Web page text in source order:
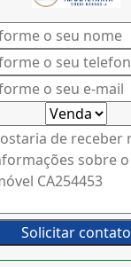
Solicitar contato